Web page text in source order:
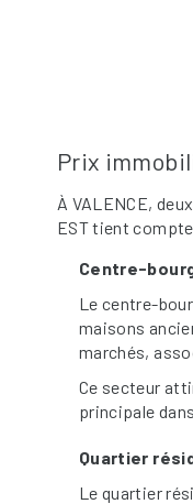
Prix
À VALENCE,
EST tient
Centre-
Le centre-
maisons
marchés,
Ce secteur
principale
Quartier
Le quartier